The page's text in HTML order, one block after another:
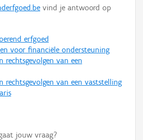
vind je antwoord op
erfgoed
voor financiële ondersteuning
rechtsgevolgen van een
rechtsgevolgen van een vaststelling
jouw vraag?